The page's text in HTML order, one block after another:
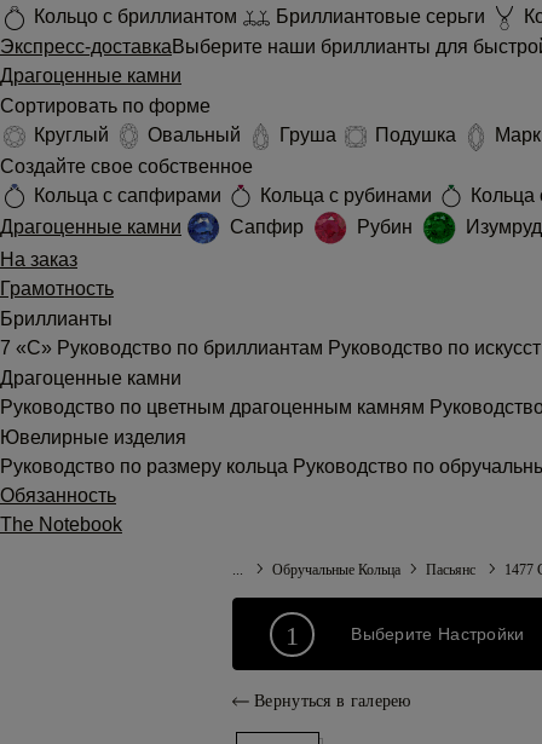
Кольцо с бриллиантом
Бриллиантовые серьги
Экспресс-доставка Выберите наши бриллианты для
Драгоценные камни
Сортировать по форме
Круглый
Овальный Груша Подушка
Создайте свое собственное
Кольца с сапфирами
Кольца с рубинами
Драгоценные камни
Сапфир Рубин
Изумруд
На заказ
Грамотность
Бриллианты
7 «С» Руководство по бриллиантам Руководство по
Драгоценные камни
Руководство по цветным драгоценным камням
Ювелирные изделия
Руководство по размеру кольца Руководство по
Обязанность
The Notebook
... Обручальные Кольца Пасьянс 1477
1 Выберите Настройки
Вернуться в галерею